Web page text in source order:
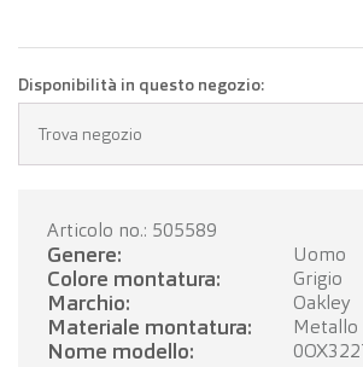
Disponibilità in questo negozio:
Trova negozio
Articolo no.: 505589
Genere: Uomo
Colore montatura: Grigio
Marchio: Oakley
Materiale montatura: Metallo
Nome modello: